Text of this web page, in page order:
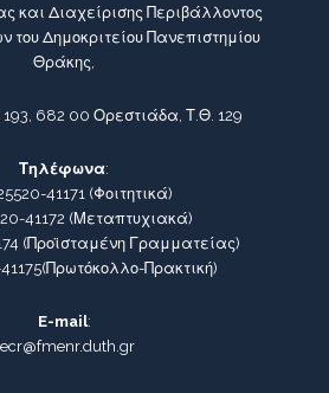
και Διαχείρισης Περιβάλλοντος
του Δημοκριτείου Πανεπιστημίου
Θράκης,
193, 682 00 Ορεστιάδα, Τ.Θ. 129
Τηλέφωνα:
41171 (Φοιτητικά)
41172 (Μεταπτυχιακά)
(Προϊσταμένη Γραμματείας)
(Πρωτόκολλο-Πρακτική)
E-mail: